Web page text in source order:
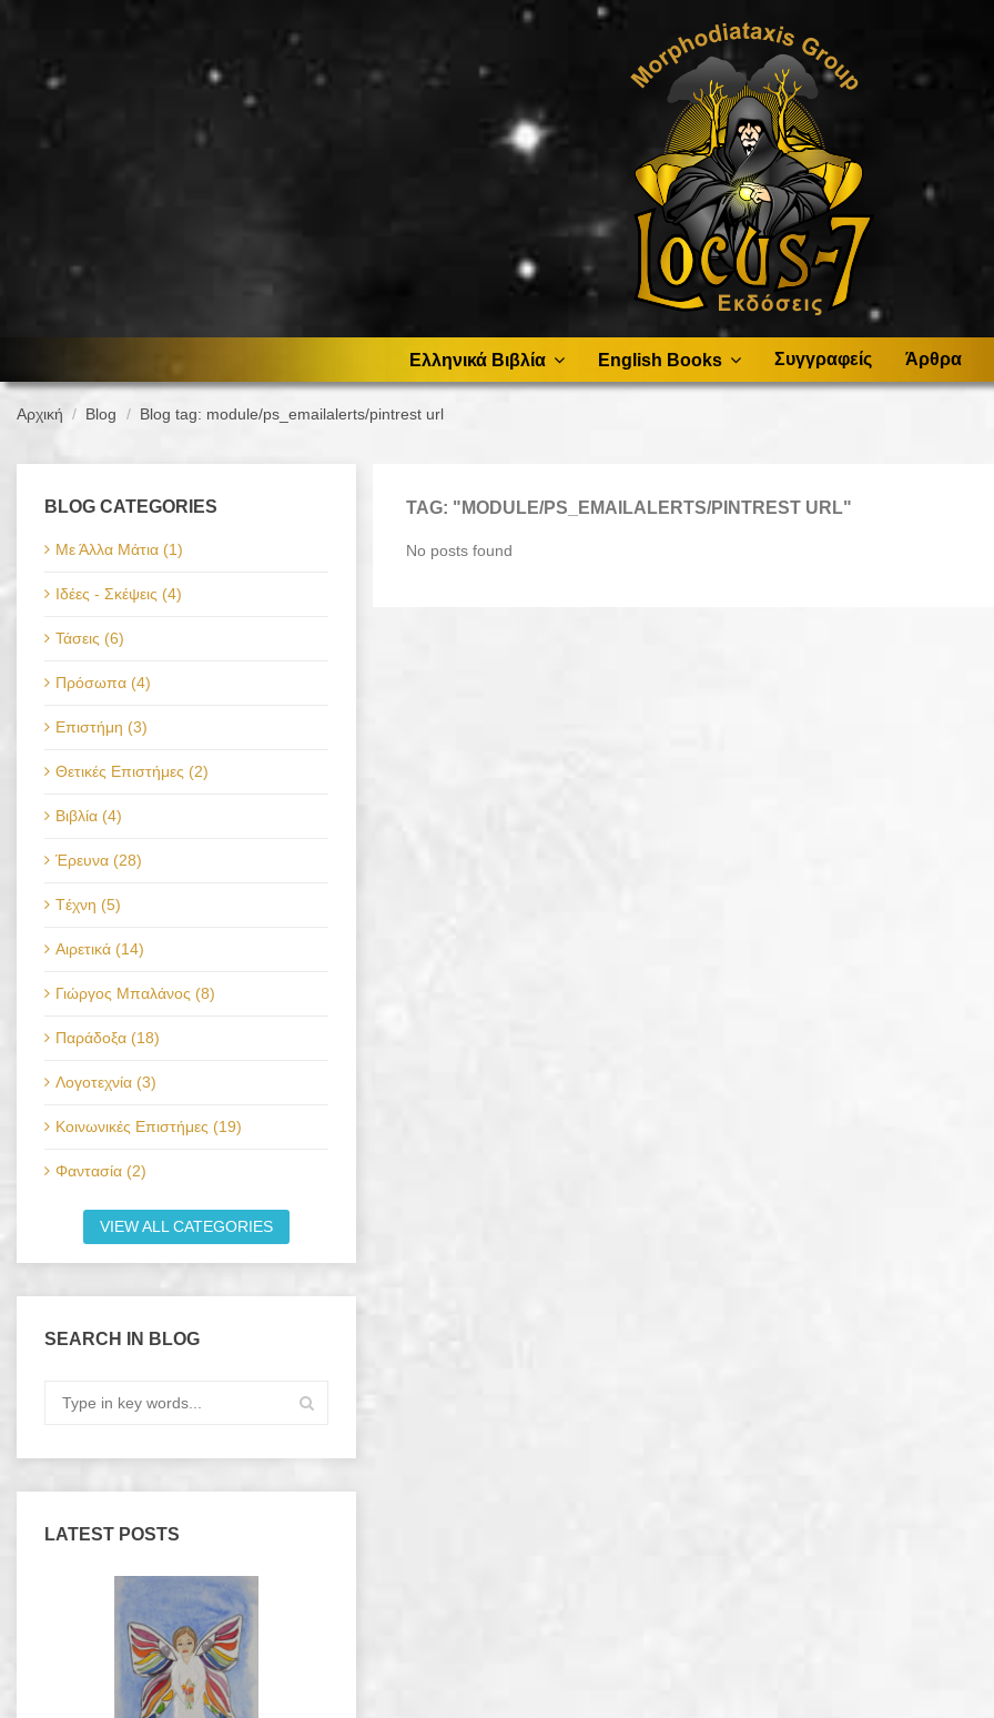
Ελληνικά Βιβλία English Books Συγγραφείς Άρθρα
Αρχική Blog Blog tag: module/ps_emailalerts/pintrest url
BLOG CATEGORIES
Με Άλλα Μάτια (1)
Ιδέες - Σκέψεις (4)
Τάσεις (6)
Πρόσωπα (4)
Επιστήμη (3)
Θετικές Επιστήμες (2)
Βιβλία (4)
Έρευνα (28)
Tέχνη (5)
Αιρετικά (14)
Γιώργος Μπαλάνος (8)
Παράδοξα (18)
Λογοτεχνία (3)
Κοινωνικές Επιστήμες (19)
Φαντασία (2)
VIEW ALL CATEGORIES
SEARCH IN BLOG
LATEST POSTS
TAG: "MODULE/PS_EMAILALERTS/PINTREST URL"
No posts found